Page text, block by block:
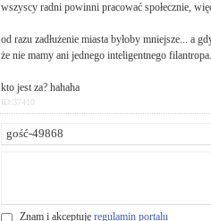
wszyscy radni powinni pracować społecznie,
od razu zadłużenie miasta byłoby mniejsze... a
że nie mamy ani jednego inteligentnego
kto jest za? hahaha
ID:37410
Znam i akceptuję regulamin portalu